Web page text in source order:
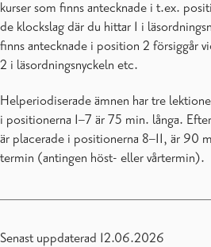
kurser som finns antecknade i t.ex.
de klockslag där du hittar 1 i
finns antecknade i position 2 försiggår
2 i läsordningsnyckeln etc.
Helperiodiserade ämnen har tre
i positionerna 1–7 är 75 min. långa.
är placerade i positionerna 8–11, är 90
termin (antingen höst- eller vårtermin).
Senast uppdaterad 12.06.2026